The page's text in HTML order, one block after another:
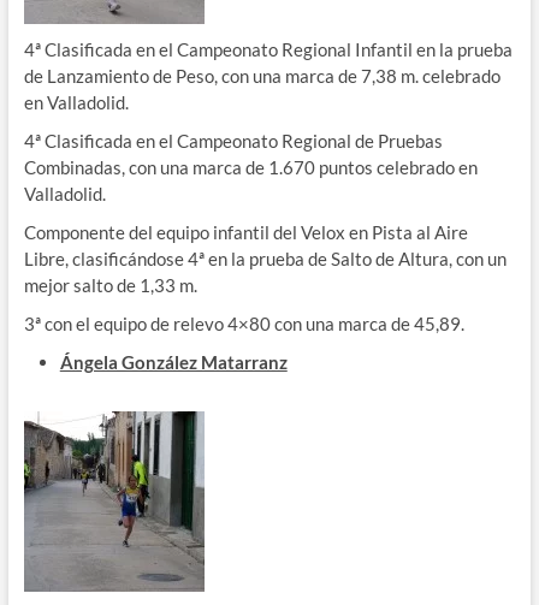
4ª Clasificada en el Campeonato Regional Infantil en la prueba
de Lanzamiento de Peso, con una marca de 7,38 m. celebrado
en Valladolid.
4ª Clasificada en el Campeonato Regional de Pruebas
Combinadas, con una marca de 1.670 puntos celebrado en
Valladolid.
Componente del equipo infantil del Velox en Pista al Aire
Libre, clasificándose 4ª en la prueba de Salto de Altura, con un
mejor salto de 1,33 m.
3ª con el equipo de relevo 4×80 con una marca de 45,89.
Ángela González Matarranz